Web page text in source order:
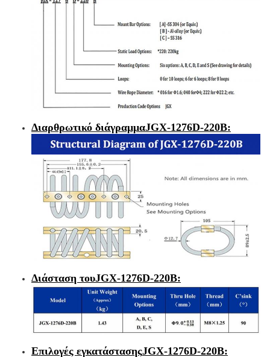
Διαρθρωτικό διάγραμμαJGX-1276D-220B:
Διάσταση τουJGX-1276D-220B:
Επιλογές εγκατάστασηςJGX-1276D-220B: